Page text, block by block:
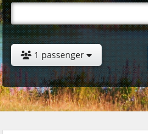
1 passenger